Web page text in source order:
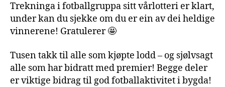
Trekninga i fotballgruppa sitt vårlotteri er klart,
under kan du sjekke om du er ein av dei heldige
vinnerene! Gratulerer 🤩
Tusen takk til alle som kjøpte lodd – og sjølvsagt
alle som har bidratt med premier! Begge deler
er viktige bidrag til god fotballaktivitet i bygda!